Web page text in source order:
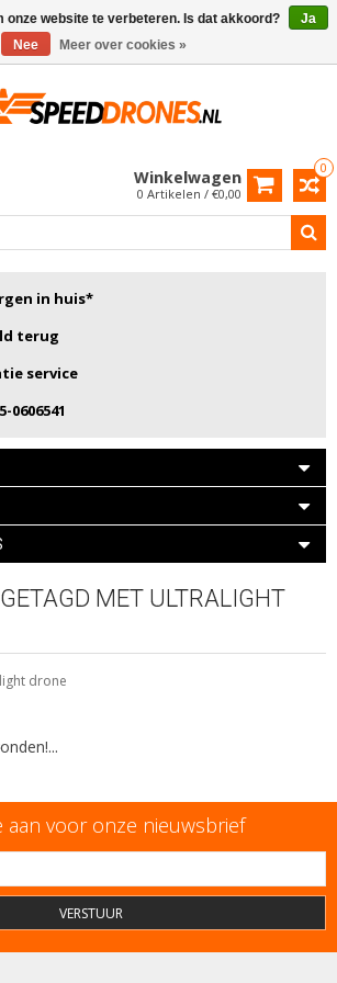
0
Winkelwagen
0 Artikelen / €0,00
in huis*
terug
service
0606541
MET ULTRALIGHT
drone
aan voor onze nieuwsbrief
VERSTUUR
onze website te verbeteren. Is dat akkoord?
Ja
Nee
Meer over cookies »